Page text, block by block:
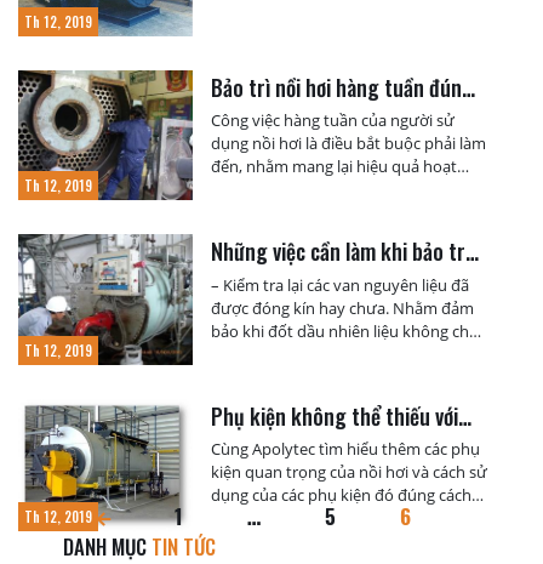
DANH MỤC TIN TỨC
Th 12, 2019
ảnh hưởng đến hiệu suất của […]
Th 12, 2019
Bảo trì nồi hơi hàng tuần đúng
cách
Công việc hàng tuần của người sử
dụng nồi hơi là điều bắt buộc phải làm
đến, nhằm mang lại hiệu quả hoạt
lại các van nguyên liệu đã được đóng
[…]
Th 12, 2019
Những việc cần làm khi bảo trì
nồi hơi
– Kiểm tra lại các van nguyên liệu đã
được đóng kín hay chưa. Nhằm đảm
bảo khi đốt dầu nhiên liệu không chảy
của lò. Các đèn bị hõng hoặc […]
Th 12, 2019
Phụ kiện không thể thiếu với
nồi hơi
Cùng Apolytec tìm hiểu thêm các phụ
kiện quan trọng của nồi hơi và cách sử
dụng của các phụ kiện đó đúng cách
để vừa đạt được hiệu quả vừa tiết
kiệm. Ngoài các cấu tạo chính để giúp
1 … 5 6